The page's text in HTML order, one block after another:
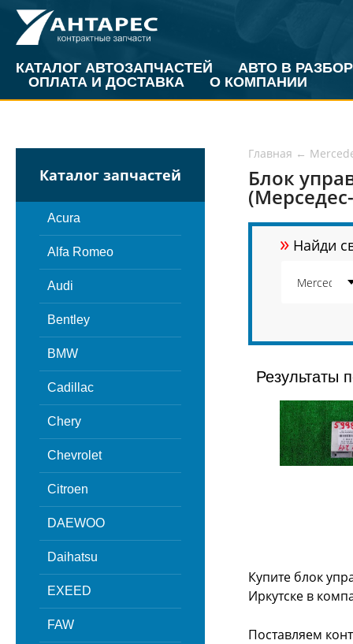
КАТАЛОГ АВТОЗАПЧАСТЕЙ
АВТО В РАЗБОР
ОПЛАТА И ДОСТАВКА
О КОМПАНИИ
Каталог запчастей
Acura
Alfa Romeo
Audi
Bentley
BMW
Cadillac
Chery
Chevrolet
Citroen
DAEWOO
Daihatsu
EXEED
FAW
Главная ←
Блок
» Найди
Результаты
Купите блок
Иркутске в
Поставляем